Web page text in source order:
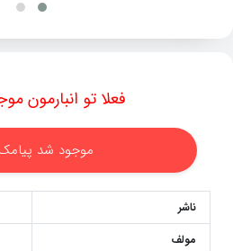
فعلا تو انبارمون
موجود شد
ناشر
مولف